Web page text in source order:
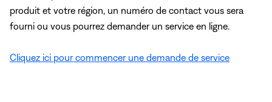
produit et votre région, un numéro de contact vous sera
fourni ou vous pourrez demander un service en ligne.
Cliquez ici pour commencer une demande de service